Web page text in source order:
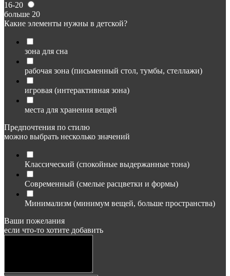
16-20
больше 20
Какие элементы нужны в детской?
зона для сна
рабочая зона (письменный стол, тумбы, стеллажи)
игровая (интерактивная зона)
места для хранения вещей
Предпочтения по стилю
можно выбрать несколько значений
Классический (спокойные выдержанные тона)
Современный (смелые расцветки и формы)
Минимализм (минимум вещей, больше пространства)
Ваши пожелания
если что-то хотите добавить